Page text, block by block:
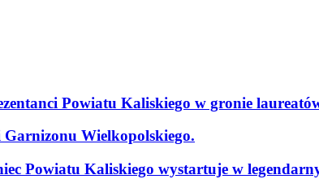
Powiatu Kaliskiego w gronie
Garnizonu Wielkopolskiego.
Powiatu Kaliskiego wystartuje w